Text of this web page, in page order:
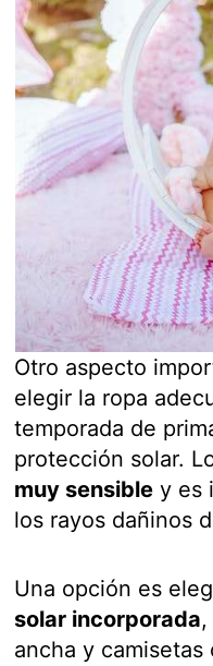
Otro aspecto
elegir la ropa
temporada de
protección solar.
muy sensible y es
los rayos dañinos
Una opción es
solar incorporada
ancha y